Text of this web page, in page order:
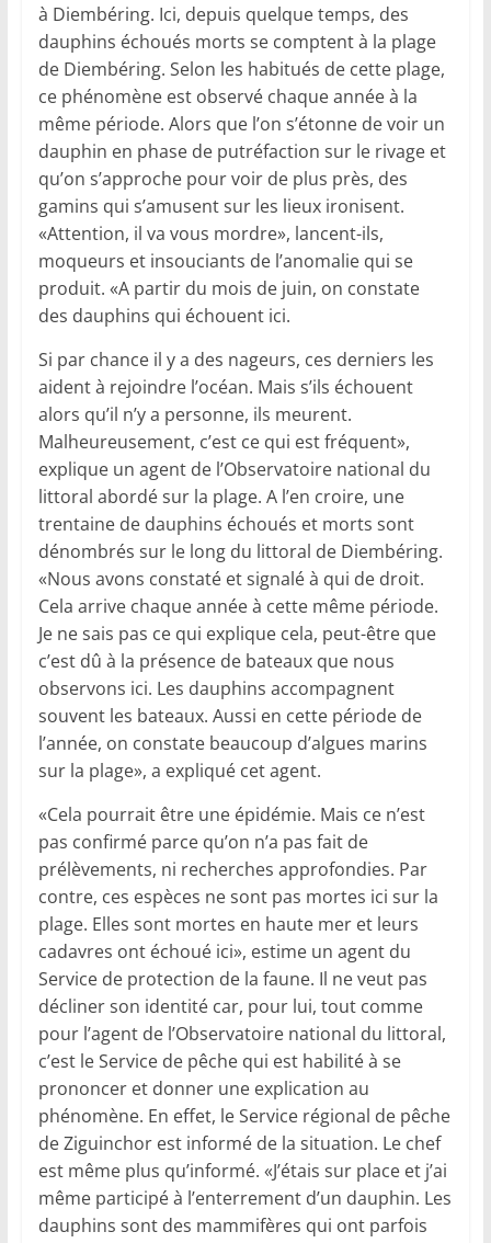
à Diembéring. Ici, depuis quelque temps, des
dauphins échoués morts se comptent à la plage
de Diembéring. Selon les habitués de cette plage,
ce phénomène est observé chaque année à la
même période. Alors que l’on s’étonne de voir un
dauphin en phase de putréfaction sur le rivage et
qu’on s’approche pour voir de plus près, des
gamins qui s’amusent sur les lieux ironisent.
«Attention, il va vous mordre», lancent-ils,
moqueurs et insouciants de l’anomalie qui se
produit. «A partir du mois de juin, on constate
des dauphins qui échouent ici.
Si par chance il y a des nageurs, ces derniers les
aident à rejoindre l’océan. Mais s’ils échouent
alors qu’il n’y a personne, ils meurent.
Malheureusement, c’est ce qui est fréquent»,
explique un agent de l’Observatoire national du
littoral abordé sur la plage. A l’en croire, une
trentaine de dauphins échoués et morts sont
dénombrés sur le long du littoral de Diembéring.
«Nous avons constaté et signalé à qui de droit.
Cela arrive chaque année à cette même période.
Je ne sais pas ce qui explique cela, peut-être que
c’est dû à la présence de bateaux que nous
observons ici. Les dauphins accompagnent
souvent les bateaux. Aussi en cette période de
l’année, on constate beaucoup d’algues marins
sur la plage», a expliqué cet agent.
«Cela pourrait être une épidémie. Mais ce n’est
pas confirmé parce qu’on n’a pas fait de
prélèvements, ni recherches approfondies. Par
contre, ces espèces ne sont pas mortes ici sur la
plage. Elles sont mortes en haute mer et leurs
cadavres ont échoué ici», estime un agent du
Service de protection de la faune. Il ne veut pas
décliner son identité car, pour lui, tout comme
pour l’agent de l’Observatoire national du littoral,
c’est le Service de pêche qui est habilité à se
prononcer et donner une explication au
phénomène. En effet, le Service régional de pêche
de Ziguinchor est informé de la situation. Le chef
est même plus qu’informé. «J’étais sur place et j’ai
même participé à l’enterrement d’un dauphin. Les
dauphins sont des mammifères qui ont parfois